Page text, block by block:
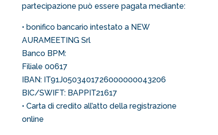
partecipazione può essere pagata mediante:
• bonifico bancario intestato a NEW
AURAMEETING Srl
Banco BPM:
Filiale 00617
IBAN: IT91J0503401726000000043206
BIC/SWIFT: BAPPIT21617
• Carta di credito all’atto della registrazione
online